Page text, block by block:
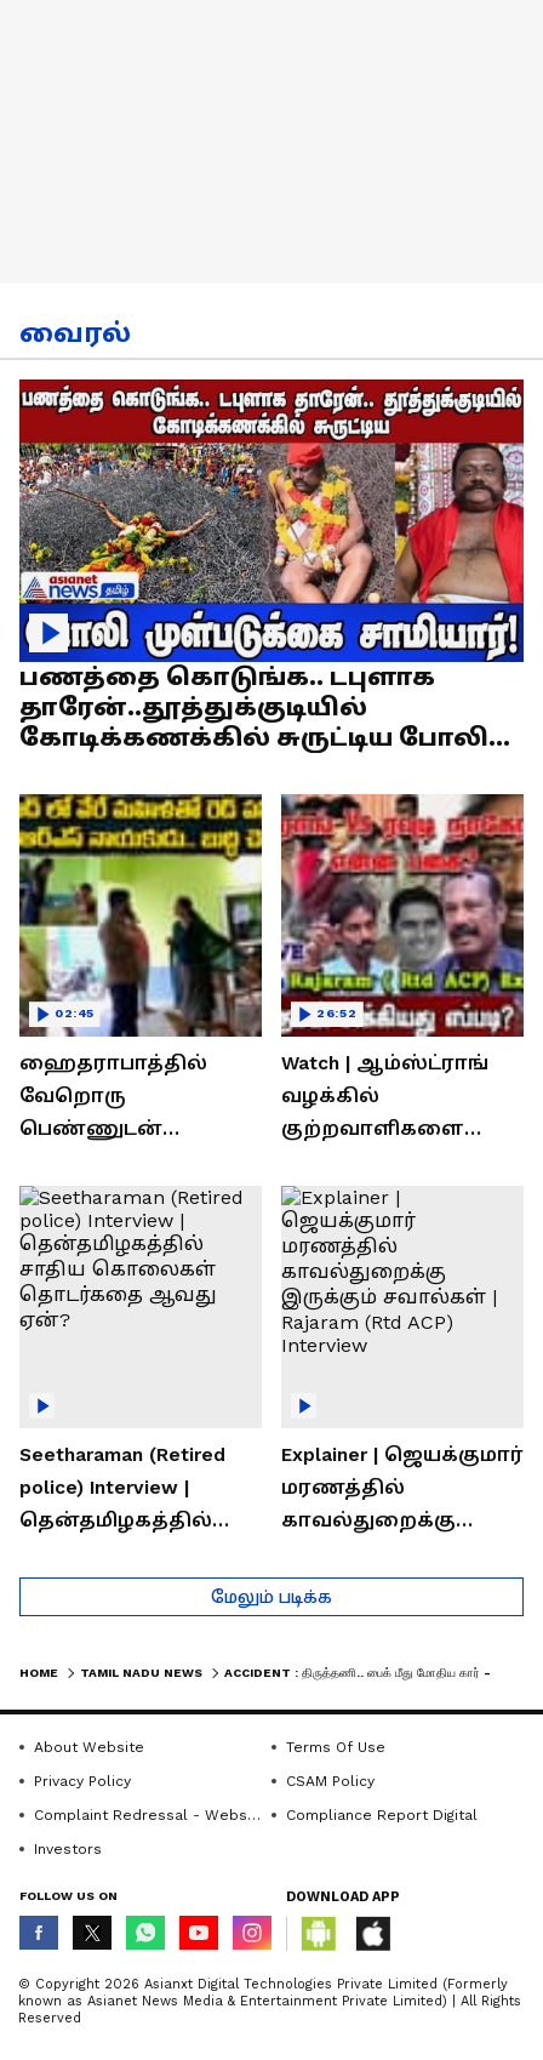
வைரல்
பணத்தை கொடுங்க.. டபுளாக
தாரேன்..தூத்துக்குடியில்
கோடிக்கணக்கில் சுருட்டிய போலி
ஹைதராபாத்தில்
வேறொரு
பெண்ணுடன்
தலைவரை மடக்கி
பிடித்த மனைவி
02:45
Watch | ஆம்ஸ்ட்ராங்
வழக்கில்
குற்றவாளிகளை
காவல்துறை? / Rajaram
Rtd ACP Interview
26:52
Seetharaman (Retired
police) Interview |
தென்தமிழகத்தில்
தொடர்கதை ஆவது
ஏன்?
Explainer | ஜெயக்குமார்
மரணத்தில்
காவல்துறைக்கு
Rajaram (Rtd ACP)
Interview
மேலும் படிக்க
HOME TAMIL NADU NEWS
About Website
Terms Of Use
Privacy Policy
CSAM Policy
Complaint Redressal - Website
Compliance Report Digital
Investors
FOLLOW US ON DOWNLOAD APP
© Copyright 2026 Asianxt Digital Technologies Private Limited (Formerly
known as Asianet News Media & Entertainment Private Limited) | All Rights
Reserved